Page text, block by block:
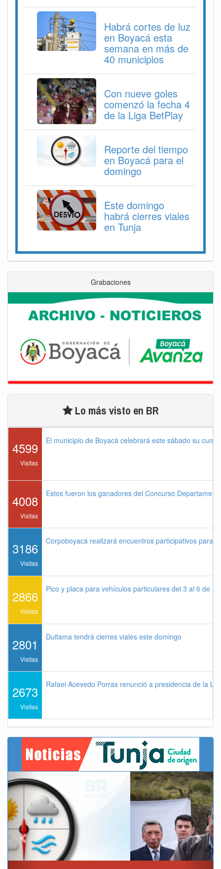
Habrá cortes de luz
en Boyacá esta
semana en más de
40 municipios
Con nueve goles
comenzó la fecha 4
de la Liga BetPlay
Reporte del tiempo
en Boyacá para el
domingo
Este domingo
habrá cierres viales
en Tunja
Grabaciones
Lo más visto en BR
4599
Visitas
El municipio de Boyacá celebrará este sábado su
4008
Visitas
Estos fueron los ganadores del Concurso
3186
Visitas
Corpoboyacá realizará encuentros participativos para
2866
Visitas
Pico y placa para vehículos particulares del 3 al 6 de
2801
Visitas
Duitama tendrá cierres viales este domingo
2673
Visitas
Rafael Acevedo Porras renunció a presidencia de la
Previous Next